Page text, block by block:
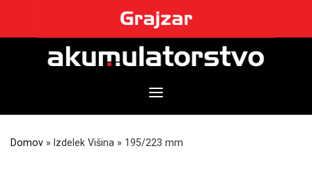
content
Domov » Izdelek Višina » 195/223 mm